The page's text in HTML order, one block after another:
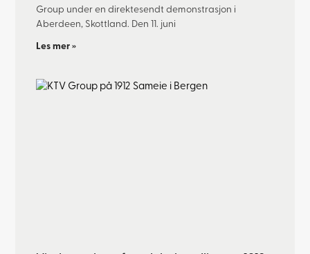
Group under en direktesendt demonstrasjon i
Aberdeen, Skottland. Den 11. juni
Les mer »